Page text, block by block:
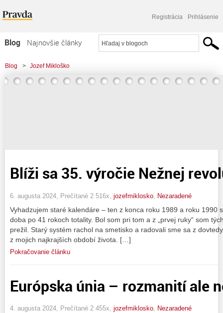
Registrácia Prihlásenie
Blog
Najnovšie články
Najčítanejšie články
Najkomentovanejšie články
Blog > Jozef Mikloško
Blíži sa 35. výročie Nežnej
6. augusta 2024, Prečítané 2 516x, jozefmiklosko Nezaradené
Vyhadzujem staré kalendáre – ten z konca roku 1989 a roku 1990
doba po 41 rokoch totality. Bol som pri tom a z „prvej ruky“ som
prežil. Starý systém rachol na smetisko a radovali sme sa z
z mojich najkrajších období života. […]
Pokračovanie článku
Európska únia – rozmanití ale
4. augusta 2024, Prečítané 2 455x, jozefmiklosko, Nezaradené